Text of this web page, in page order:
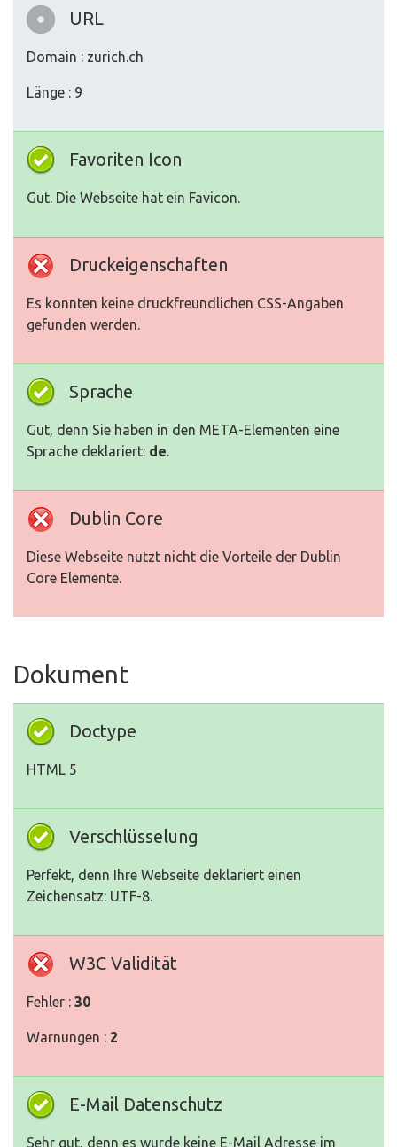
URL
Domain : zurich.ch
Länge : 9
Favoriten Icon
Gut. Die Webseite hat ein Favicon.
Druckeigenschaften
Es konnten keine druckfreundlichen CSS-Angaben
gefunden werden.
Sprache
Gut, denn Sie haben in den META-Elementen eine
Sprache deklariert: de.
Dublin Core
Diese Webseite nutzt nicht die Vorteile der Dublin
Core Elemente.
Dokument
Doctype
HTML 5
Verschlüsselung
Perfekt, denn Ihre Webseite deklariert einen
Zeichensatz: UTF-8.
W3C Validität
Fehler : 30
Warnungen : 2
E-Mail Datenschutz
Sehr gut, denn es wurde keine E-Mail Adresse im